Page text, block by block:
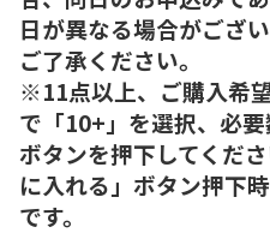
日が異なる場合がござ
ご了承ください。
※11点以上、ご購入希
で「10+」を選択、必要
ボタンを押下してくだ
に入れる」ボタン押下
です。